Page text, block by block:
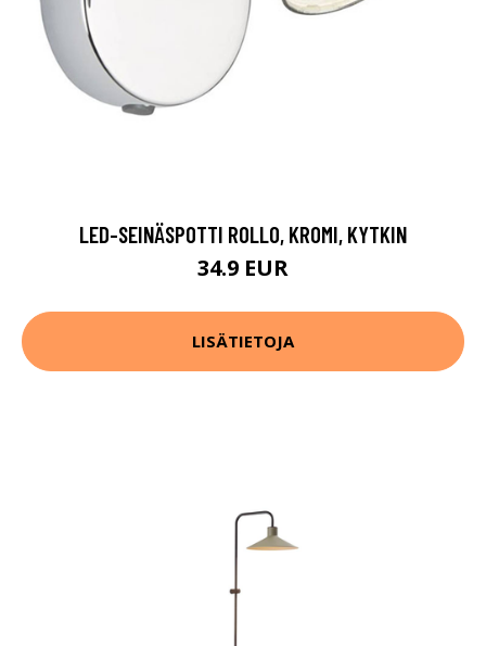
LED-SEINÄSPOTTI ROLLO, KROMI, KYTKIN
34.9 EUR
LISÄTIETOJA